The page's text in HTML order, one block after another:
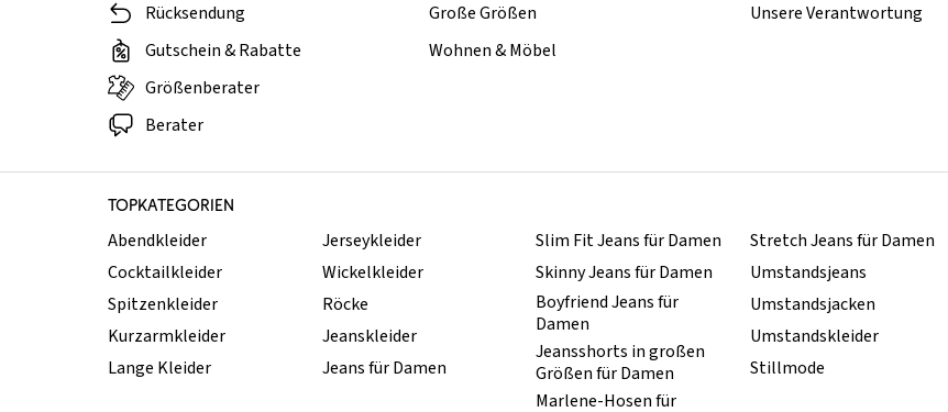
Rücksendung
Gutschein & Rabatte
Größenberater
Berater
Große Größen
Wohnen & Möbel
Unsere Verantwortung
TOPKATEGORIEN
Abendkleider
Cocktailkleider
Spitzenkleider
Kurzarmkleider
Lange Kleider
Jerseykleider
Wickelkleider
Röcke
Jeanskleider
Jeans für Damen
Slim Fit Jeans für Damen
Skinny Jeans für Damen
Boyfriend Jeans für
Damen
Jeansshorts in großen
Größen für Damen
Marlene-Hosen für
Stretch Jeans für Damen
Umstandsjeans
Umstandsjacken
Umstandskleider
Stillmode